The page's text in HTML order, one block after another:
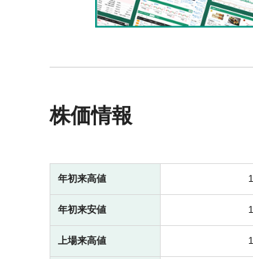
株価情報
年初来高値
年初来安値
上場来高値